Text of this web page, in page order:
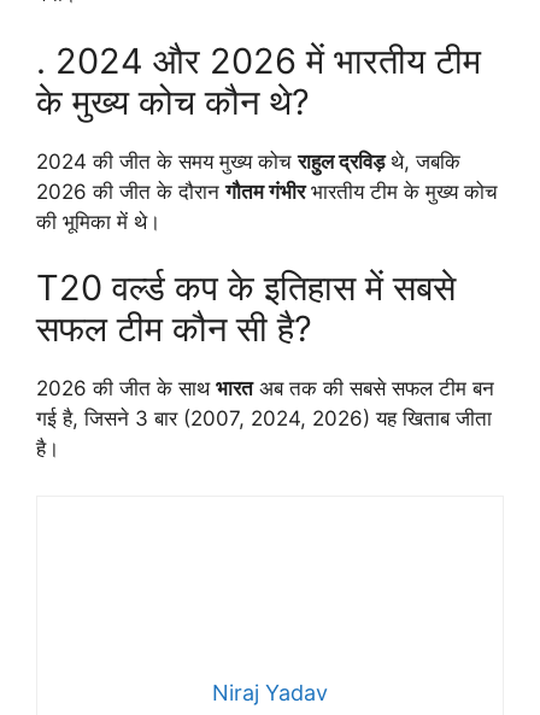
. 2024 और 2026 में भारतीय टीम
के मुख्य कोच कौन थे?
2024 की जीत के समय मुख्य कोचराहुल द्रविड़थे, जबकि
2026 की जीत के दौरानगौतम गंभीरभारतीय टीम के मुख्य कोच
की भूमिका में थे।
T20 वर्ल्ड कप के इतिहास में सबसे
सफल टीम कौन सी है?
2026 की जीत के साथ भारतअब तक की सबसे सफल टीम बन
गई है, जिसने 3 बार (2007, 2024, 2026) यह खिताब जीता
है।
Niraj Yadav